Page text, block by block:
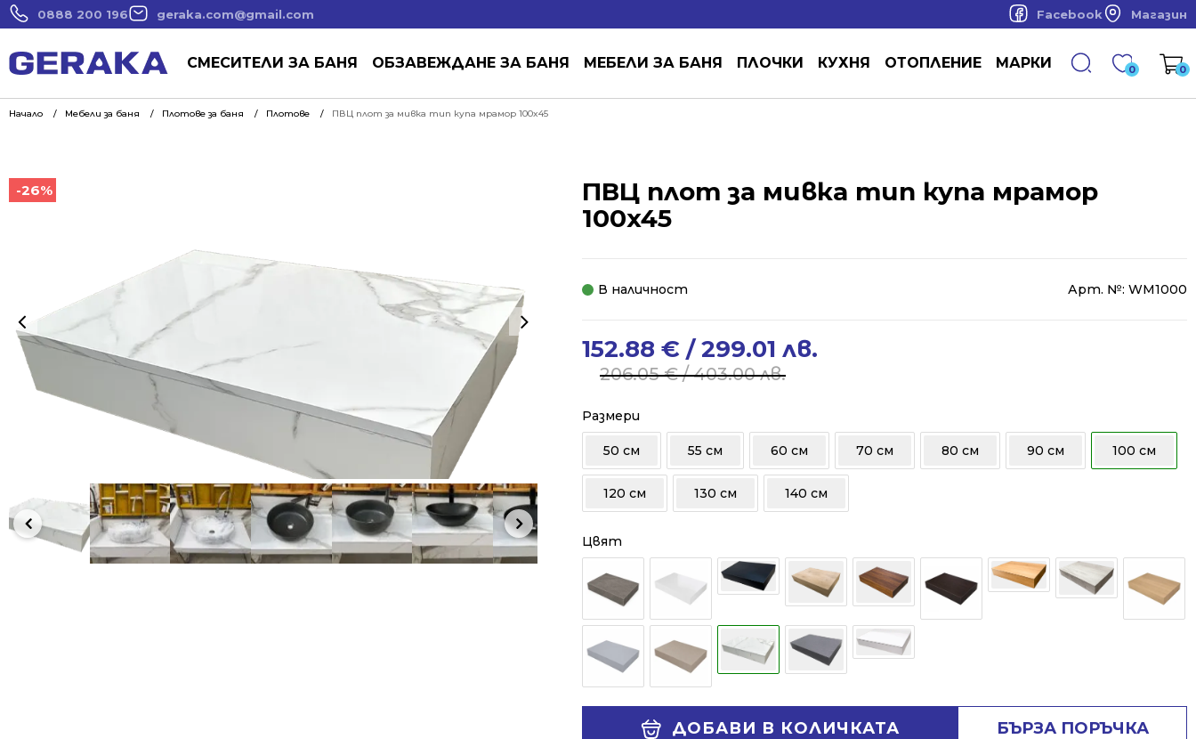
0888 200 196 geraka.com@gmail.com Facebook Магазин
СМЕСИТЕЛИ ЗА БАНЯ ОБЗАВЕЖДАНЕ ЗА БАНЯ МЕБЕЛИ ЗА БАНЯ ПЛОЧКИ КУХНЯ ОТОПЛЕНИЕ МАРКИ 0 0
Начало Мебели за баня Плотове за баня Плотове ПВЦ плот за мивка тип купа мрамор 100x45
-26%
-26%
ПВЦ плот за мивка тип купа мрамор
100x45
В наличност Арт. №: WM1000
206.05€/ 403.00 лв.
Original
price
206.05 €
/
403.00 лв..
152.88 € / 299.01 лв.
Current
price
152.88 €
/
299.01 лв..
Размери
50 см 55 см 60 см 70 см 80 см 90 см 100 см
120 см 130 см 140 см
Цвят
ДОБАВИ В КОЛИЧКАТА БЪРЗА ПОРЪЧКА